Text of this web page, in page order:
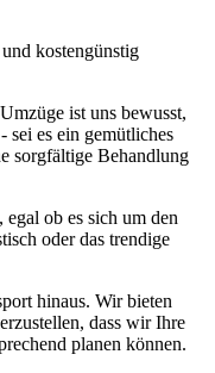
kostengünstig
ist uns bewusst,
sei es ein gemütliches
sorgfältige Behandlung
ob es sich um den
oder das trendige
hinaus. Wir bieten
dass wir Ihre
planen können.